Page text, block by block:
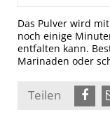
Das Pulver wird
noch einige
entfalten kann.
Marinaden oder
Teilen